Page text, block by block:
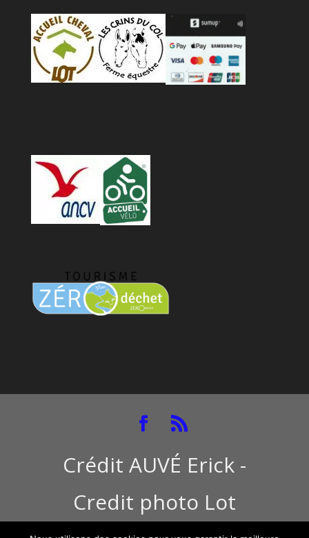
Crédit AUVÉ Erick -
Credit photo Lot